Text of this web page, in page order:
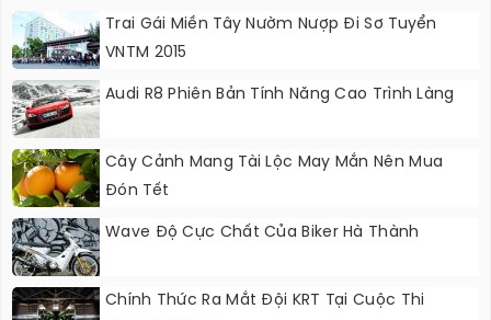
Trai Gái Miền Tây Nườm Nượp Đi Sơ Tuyển
VNTM 2015
Audi R8 Phiên Bản Tính Năng Cao Trình Làng
Cây Cảnh Mang Tài Lộc May Mắn Nên Mua
Đón Tết
Wave Độ Cực Chất Của Biker Hà Thành
Chính Thức Ra Mắt Đội KRT Tại Cuộc Thi